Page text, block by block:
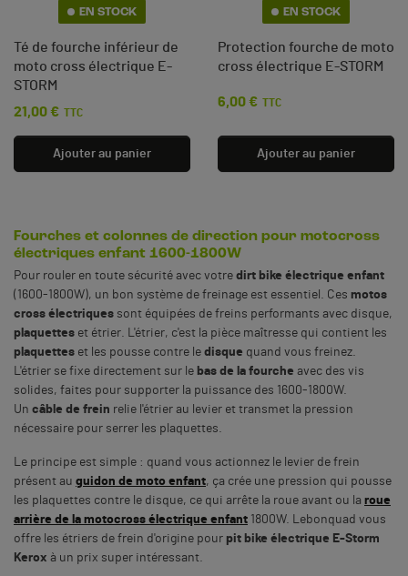
EN STOCK
Té de fourche inférieur de
moto cross électrique E-
STORM
Prix
21,00 € TTC
Ajouter au panier
EN STOCK
Protection fourche de moto
cross électrique E-STORM
Prix
6,00 € TTC
Ajouter au panier
Fourches et colonnes de direction pour motocross
électriques enfant 1600-1800W
Pour rouler en toute sécurité avec votre dirt bike électrique enfant
(1600-1800W), un bon système de freinage est essentiel. Ces motos
cross électriques sont équipées de freins performants avec disque,
plaquettes et étrier. L'étrier, c'est la pièce maîtresse qui contient les
plaquettes et les pousse contre le disque quand vous freinez.
L'étrier se fixe directement sur le bas de la fourche avec des vis
solides, faites pour supporter la puissance des 1600-1800W.
Un câble de frein relie l'étrier au levier et transmet la pression
nécessaire pour serrer les plaquettes.
Le principe est simple : quand vous actionnez le levier de frein
présent au guidon de moto enfant, ça crée une pression qui pousse
les plaquettes contre le disque, ce qui arrête la roue avant ou la roue
arrière de la motocross électrique enfant 1800W. Lebonquad vous
offre les étriers de frein d'origine pour pit bike électrique E-Storm
Kerox à un prix super intéressant.